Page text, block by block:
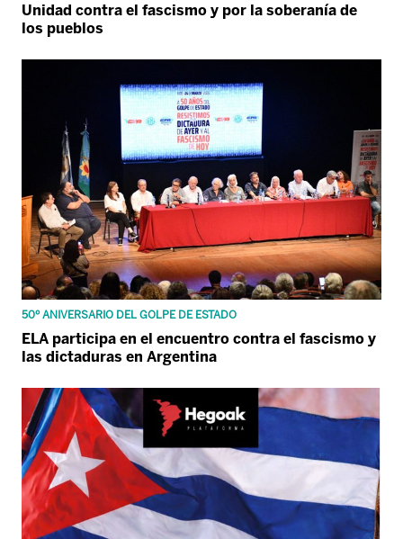
Unidad contra el fascismo y por la soberanía de
los pueblos
50º ANIVERSARIO DEL GOLPE DE ESTADO
ELA participa en el encuentro contra el fascismo y
las dictaduras en Argentina